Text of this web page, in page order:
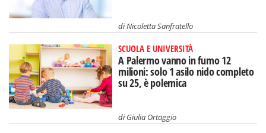
diNicoletta Sanfratello
SCUOLA E UNIVERSITÀ
A Palermo vanno in fumo 12
milioni: solo 1 asilo nido completo
su 25, è polemica
diGiulia Ortaggio